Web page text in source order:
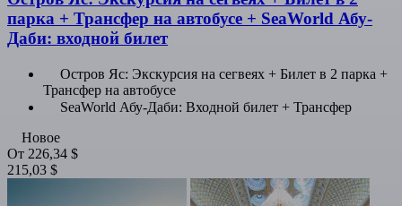
парка + Трансфер на автобусе + SeaWorld Абу-
Даби: входной билет
Остров Яс: Экскурсия на сегвеях + Билет в 2 парка +
Трансфер на автобусе
SeaWorld Абу-Даби: Входной билет + Трансфер
Новое
От 226,34 $
215,03 $